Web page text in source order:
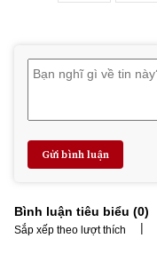
Gửi bình luận
Bình luận tiêu biểu (0)
Sắp xếp theo lượt thích |